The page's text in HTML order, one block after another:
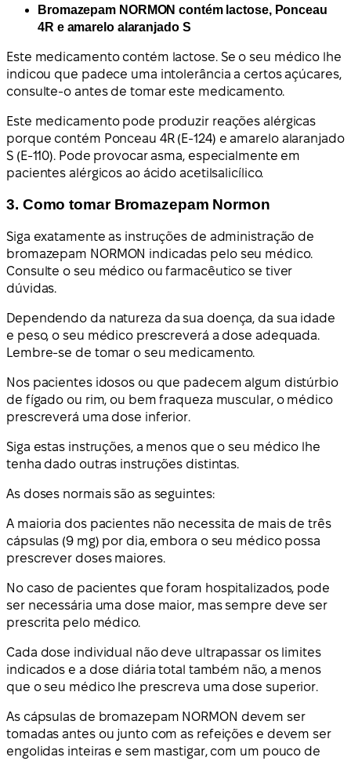
Bromazepam NORMON contém lactose, Ponceau
4R e amarelo alaranjado S
Este medicamento contém lactose. Se o seu médico lhe
indicou que padece uma intolerância a certos açúcares,
consulte-o antes de tomar este medicamento.
Este medicamento pode produzir reações alérgicas
porque contém Ponceau 4R (E-124) e amarelo alaranjado
S (E-110). Pode provocar asma, especialmente em
pacientes alérgicos ao ácido acetilsalicílico.
3. Como tomar Bromazepam Normon
Siga exatamente as instruções de administração de
bromazepam NORMON indicadas pelo seu médico.
Consulte o seu médico ou farmacêutico se tiver
dúvidas.
Dependendo da natureza da sua doença, da sua idade
e peso, o seu médico prescreverá a dose adequada.
Lembre-se de tomar o seu medicamento.
Nos pacientes idosos ou que padecem algum distúrbio
de fígado ou rim, ou bem fraqueza muscular, o médico
prescreverá uma dose inferior.
Siga estas instruções, a menos que o seu médico lhe
tenha dado outras instruções distintas.
As doses normais são as seguintes:
A maioria dos pacientes não necessita de mais de três
cápsulas (9 mg) por dia, embora o seu médico possa
prescrever doses maiores.
No caso de pacientes que foram hospitalizados, pode
ser necessária uma dose maior, mas sempre deve ser
prescrita pelo médico.
Cada dose individual não deve ultrapassar os limites
indicados e a dose diária total também não, a menos
que o seu médico lhe prescreva uma dose superior.
As cápsulas de bromazepam NORMON devem ser
tomadas antes ou junto com as refeições e devem ser
engolidas inteiras e sem mastigar, com um pouco de